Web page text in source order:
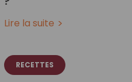
Lire la suite
RECETTES